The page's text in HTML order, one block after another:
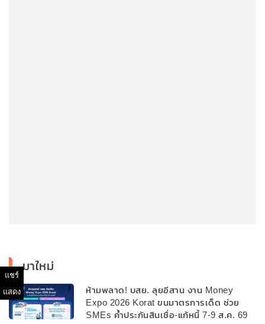
แชร์
แสดง
มาใหม่
ห้ามพลาด! บสย. ลุยอีสาน งาน Money
Expo 2026 Korat ขนมาตรการเด็ด ช่วย
SMEs ค้ำประกันสินเชื่อ-แก้หนี้ 7-9 ส.ค. 69